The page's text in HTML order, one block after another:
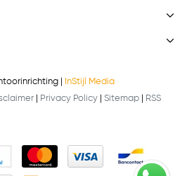
|
InStijl Media
Privacy Policy Sitemap
RSS